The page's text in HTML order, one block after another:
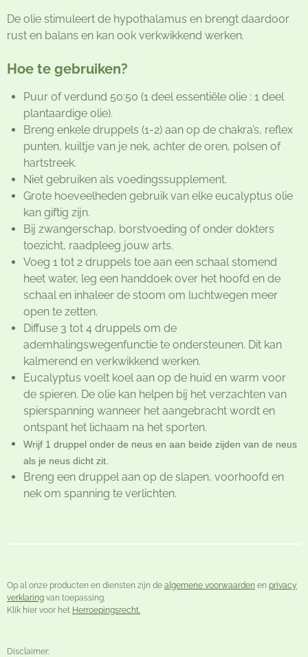
De olie stimuleert de hypothalamus en brengt daardoor
rust en balans en kan ook verkwikkend werken.
Hoe te gebruiken?
Puur of verdund 50:50 (1 deel essentiële olie : 1 deel
plantaardige olie).
Breng enkele druppels (1-2) aan op de chakra’s, reflex
punten, kuiltje van je nek, achter de oren, polsen of
hartstreek.
Niet gebruiken als voedingssupplement.
Grote hoeveelheden gebruik van elke eucalyptus olie
kan giftig zijn.
Bij zwangerschap, borstvoeding of onder dokters
toezicht, raadpleeg jouw arts.
Voeg 1 tot 2 druppels toe aan een schaal stomend
heet water, leg een handdoek over het hoofd en de
schaal en inhaleer de stoom om luchtwegen meer
open te zetten.
Diffuse 3 tot 4 druppels om de
ademhalingswegenfunctie te ondersteunen. Dit kan
kalmerend en verkwikkend werken.
Eucalyptus voelt koel aan op de huid en warm voor
de spieren. De olie kan helpen bij het verzachten van
spierspanning wanneer het aangebracht wordt en
ontspant het lichaam na het sporten.
Wrijf 1 druppel onder de neus en aan beide zijden van de neus
als je neus dicht zit.
Breng een druppel aan op de slapen, voorhoofd en
nek om spanning te verlichten.
Op al onze producten en diensten zijn de algemene voorwaarden en privacy
verklaring van toepassing.
Klik hier voor het Herroepingsrecht.
Disclaimer: